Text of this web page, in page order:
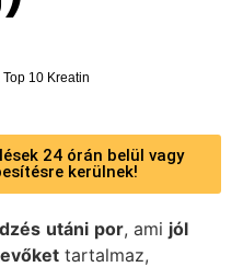
Top 10 Kreatin
24 órán belül vagy
kerülnek!
utáni por, ami jól
tartalmaz,